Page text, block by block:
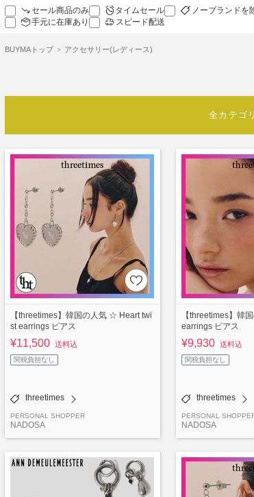
セール商品のみ タイムセール ノーブランドを
手元に在庫あり
スピード配送
BUYMAトップ アクセサリー(レディース)
全カテゴ
【threetimes】韓国の人気 ☆ Heart twi
st earrings ピアス
¥11,500 送料込
関税負担なし
threetimes
PERSONAL SHOPPER
NADOSA
【threetimes】韓
earrings ピアス
¥9,930 送料込
関税負担なし
threetimes
PERSONAL
NADOSA